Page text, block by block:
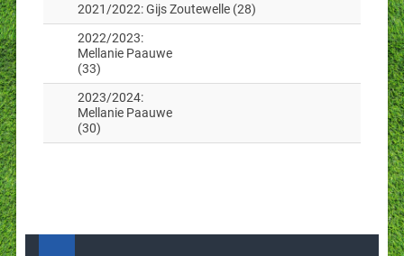
2021/2022: Gijs Zoutewelle (28)
2022/2023:
Mellanie Paauwe
(33)
2023/2024:
Mellanie Paauwe
(30)